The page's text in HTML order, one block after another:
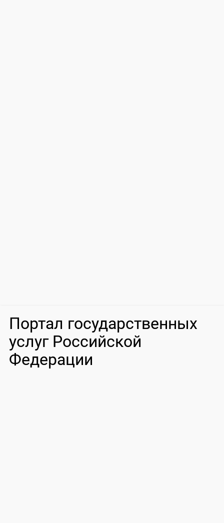
Портал государственных
услуг Российской
Федерации